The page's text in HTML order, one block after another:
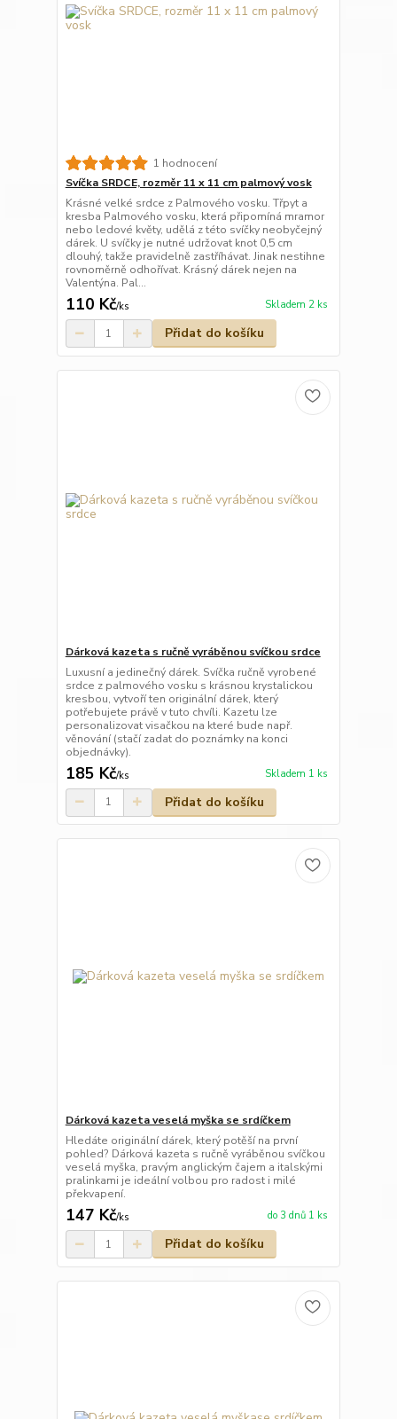
1 hodnocení
Svíčka SRDCE, rozměr 11 x 11 cm palmový vosk
Krásné velké srdce z Palmového vosku. Třpyt a
kresba Palmového vosku, která připomíná mramor
nebo ledové květy, udělá z této svíčky neobyčejný
dárek. U svíčky je nutné udržovat knot 0,5 cm
dlouhý, takže pravidelně zastříhávat. Jinak nestihne
rovnoměrně odhořívat. Krásný dárek nejen na
Valentýna. Pal...
110 Kč/ks Skladem 2 ks
Přidat do košíku
Dárková kazeta s ručně vyráběnou svíčkou srdce
Luxusní a jedinečný dárek. Svíčka ručně vyrobené
srdce z palmového vosku s krásnou krystalickou
kresbou, vytvoří ten originální dárek, který
potřebujete právě v tuto chvíli. Kazetu lze
personalizovat visačkou na které bude např.
věnování (stačí zadat do poznámky na konci
objednávky).
185 Kč/ks Skladem 1 ks
Přidat do košíku
Dárková kazeta veselá myška se srdíčkem
Hledáte originální dárek, který potěší na první
pohled? Dárková kazeta s ručně vyráběnou svíčkou
veselá myška, pravým anglickým čajem a italskými
pralinkami je ideální volbou pro radost i milé
překvapení.
147 Kč/ks do 3 dnů 1 ks
Přidat do košíku